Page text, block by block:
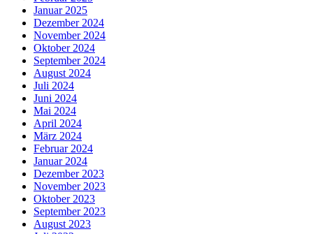
Januar 2025
Dezember 2024
November 2024
Oktober 2024
September 2024
August 2024
Juli 2024
Juni 2024
Mai 2024
April 2024
März 2024
Februar 2024
Januar 2024
Dezember 2023
November 2023
Oktober 2023
September 2023
August 2023